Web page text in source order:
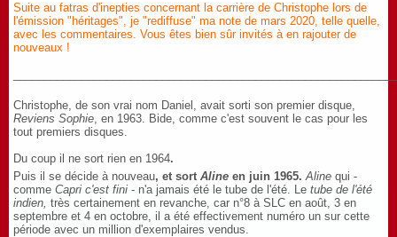
Suite au fatras d'inepties concernant la carrière de Christophe lors de
l'émission "héritages", je "rediffuse" ma note de mars 2020, telle quelle,
avec les commentaires. Vous êtes bien sûr invités à en rajouter de
nouveaux !
Christophe, de son vrai nom Daniel, avait sorti son premier disque,
Reviens Sophie, en 1963. Bide, comme c'est souvent le cas pour les
tout premiers disques.
Du coup il ne sort rien en 1964.
Puis il se décide à nouveau, et sort Aline en juin 1965. Aline qui -
comme Capri c'est fini - n'a jamais été le tube de l'été. Le tube de l'été
indien, très certainement en revanche, car n°8 à SLC en août, 3 en
septembre et 4 en octobre, il a été effectivement numéro un sur cette
période avec un million d'exemplaires vendus.